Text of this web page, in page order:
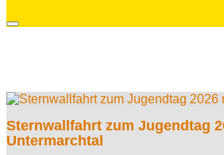
Sternwallfahrt zum Jugendtag
Untermarchtal